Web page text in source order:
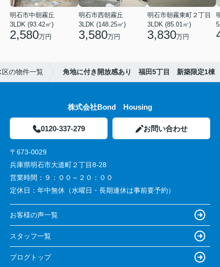
明石市中朝霧丘
3LDK (93.42㎡)
2,580万円
明石市西朝霧丘
3LDK (148.25㎡)
3,580万円
明石市朝霧東町２丁目
3LDK (85.01㎡)
3,830万円
区の物件一覧 角地に付き開放感あり 福田5丁目 新築限定1棟
株式会社Bond Housing
0120-337-279 お問い合わせ
〒673-0029
兵庫県明石市大道町２丁目8-28
営業時間： ９：００～２０：００
定休日： 年中無休（水曜日・長期連休は事前要予約）
お客様の声一覧
スタッフ一覧
ブログトップ